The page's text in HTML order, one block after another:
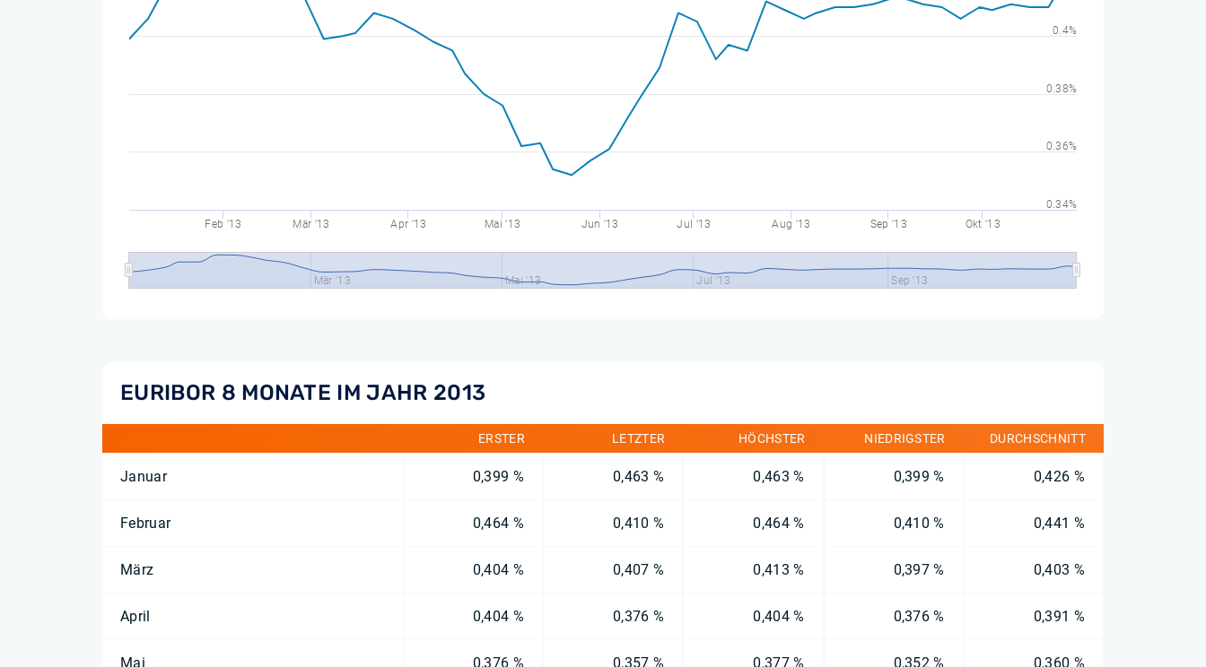
Feb '13 Mär '13 Apr '13 Mai '13 Jun '13 Jul '13 Aug '13 Sep '13 Okt '13
Mär '13 Mai '13 Jul '13 Sep '13
0.34%
0.36%
0.38%
0.4%
EURIBOR 8 MONATE IM JAHR 2013
ERSTER LETZTER HÖCHSTER NIEDRIGSTER DURCHSCHNITT
Januar 0,399 % 0,463 % 0,463 % 0,399 % 0,426 %
Februar 0,464 % 0,410 % 0,464 % 0,410 % 0,441 %
März 0,404 % 0,407 % 0,413 % 0,397 % 0,403 %
April 0,404 % 0,376 % 0,404 % 0,376 % 0,391 %
Mai 0,376 % 0,357 % 0,377 % 0,352 % 0,360 %